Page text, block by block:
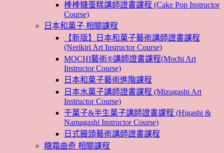
棒棒糖蛋糕講師證書課程 (Cake Pop Instructor
Course)
日本和菓子 相關課程
【新版】日本和菓子藝術講師證書課程
(Nerikiri Art Instructor Course)
MOCHI藝術®講師證書課程(Mochi Art
Instructor Course)
日本和菓子藝術進階課程
日本水菓子講師證書課程 (Mizugashi Art
Instructor Course)
干菓子&半生菓子講師證書課程 (Higashi &
Namagashi Instructor Course)
日式饅頭藝術講師證書課程
糖霜曲奇 相關課程